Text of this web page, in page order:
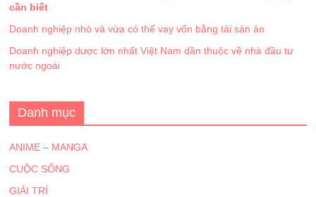
cần biết
Doanh nghiệp nhỏ và vừa có thể vay vốn bằng tài sản ảo
Doanh nghiệp dược lớn nhất Việt Nam dần thuộc về nhà đầu tư
nước ngoài
Danh mục
ANIME – MANGA
CUỘC SỐNG
GIẢI TRÍ